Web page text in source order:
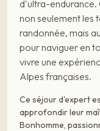
d'ultra-endurance.
non seulement les
randonnée, mais
pour naviguer en
vivre une
Alpes françaises.
Ce séjour d'expert
approfondir leur
Bonhomme,